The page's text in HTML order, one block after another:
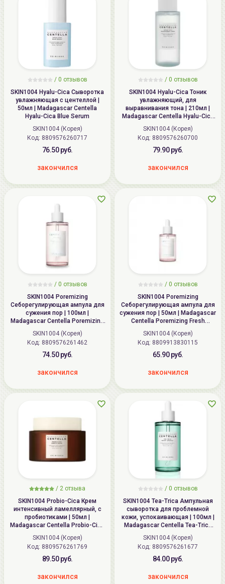
/ 0 отзывов
SKIN1004 Hyalu-Cica Сыворотка
увлажняющая с центеллой |
50мл | Madagascar Centella
Hyalu-Cica Blue Serum
SKIN1004 (Корея)
Код: 8809576260717
76.50 руб.
закончился
/ 0 отзывов
SKIN1004 Hyalu-Cica Тоник
увлажняющий, для
выравнивания тона | 210мл |
Madagascar Centella Hyalu-Cica
Brightening Toner
SKIN1004 (Корея)
Код: 8809576260700
79.90 руб.
закончился
/ 0 отзывов
SKIN1004 Poremizing
Себорегулирующая ампула для
сужения пор | 100мл |
Madagascar Centella Poremizing
Fresh Ampoule
SKIN1004 (Корея)
Код: 8809576261462
74.50 руб.
закончился
/ 0 отзывов
SKIN1004 Poremizing
Себорегулирующая ампула для
сужения пор | 50мл | Madagascar
Centella Poremizing Fresh
Ampoule
SKIN1004 (Корея)
Код: 8809913830115
65.90 руб.
закончился
/ 2 отзыва
SKIN1004 Probio-Cica Крем
интенсивный ламеллярный, с
пробиотиками | 50мл |
Madagascar Centella Probio-Cica
Enrich Cream
SKIN1004 (Корея)
Код: 8809576261769
89.50 руб.
закончился
/ 0 отзывов
SKIN1004 Tea-Trica Ампульная
сыворотка для проблемной
кожи, успокаивающая | 100мл |
Madagascar Centella Tea-Trica
Relief Ampoule
SKIN1004 (Корея)
Код: 8809576261677
84.00 руб.
закончился